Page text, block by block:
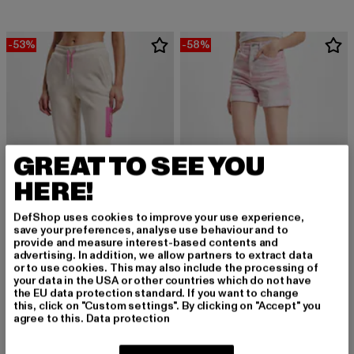
-53%
TOMMY JEANS
Tiny 1 Fleece
56,40 EUR
Derzeitiger Preis: 56,40 EUR
119,99 EURAktionspreis: 119,99 EUR
-58%
TOMMY JEANS
Mom
44,10 EUR
Derzeitiger Preis: 44,10 EUR
104,99 EURAktionspreis:
GREAT TO SEE YOU
HERE!
DefShop uses cookies to improve your use experience,
save your preferences, analyse use behaviour and to
provide and measure interest-based contents and
advertising. In addition, we allow partners to extract data
or to use cookies. This may also include the processing of
your data in the USA or other countries which do not have
the EU data protection standard. If you want to change
this, click on "Custom settings". By clicking on "Accept" you
agree to this. Data protection